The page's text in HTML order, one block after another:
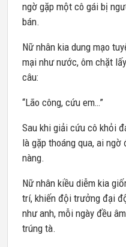
ngờ gặp một cô gái bị
bán.
Nữ nhân kia dung mạo
mại như nước, ôm chặt
câu:
“Lão công, cứu em…”
Sau khi giải cứu cô khỏi
là gặp thoáng qua, ai
nàng.
Nữ nhân kiều diễm kia
trí, khiến đội trưởng đại
như anh, mỗi ngày đều
trúng tà.